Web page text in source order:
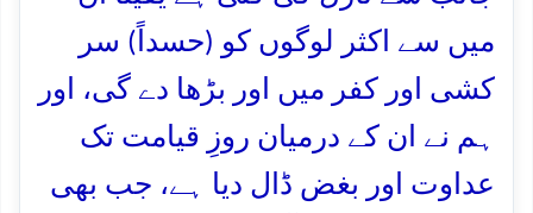
میں سے اکثر لوگوں کو (حسداً) سر
کشی اور کفر میں اور بڑھا دے گی، اور
ہم نے ان کے درمیان روزِ قیامت تک
عداوت اور بغض ڈال دیا ہے، جب بھی